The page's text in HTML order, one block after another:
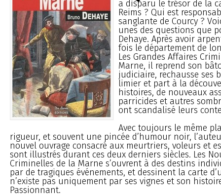
a disparu le trésor de la
Reims ? Qui est
sanglante de Courcy ?
unes des questions que
Dehaye. Après avoir
fois le département de
Les Grandes Affaires
Marne, il reprend son
judiciaire, rechausse ses
limier et part à la
histoires, de nouveaux
parricides et autres
ont scandalisé leurs
Avec toujours le même
rigueur, et souvent une pincée d’humour noir,
nouvel ouvrage consacré aux meurtriers, voleurs et
sont illustrés durant ces deux derniers siècles. Les
Criminelles de la Marne s’ouvrent à des destins
par de tragiques événements, et dessinent la carte
n’existe pas uniquement par ses vignes et son
Passionnant.